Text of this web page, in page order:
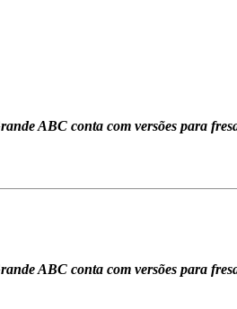
ABC conta com versões para
ABC conta com versões para